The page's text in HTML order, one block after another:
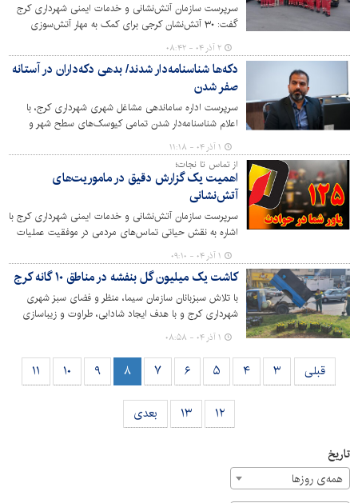
سرپرست سازمان آتش‌نشانی و خدمات ایمنی شهرداری کرج
گفت: ۳۰ آتش‌نشان کرجی برای کمک به مهار آتش‌سوزی
جنگل‌های هیرکانی عازم مازندران شدند.
۲ آذر ۰۴ - ۰۸:۴۲
دکه‌ها شناسنامه‌دار شدند/ بدهی‌ دکه‌داران در آستانه
صفر شدن
سرپرست اداره ساماندهی مشاغل شهری شهرداری کرج، با
اعلام شناسنامه‌دار شدن تمامی کیوسک‌های سطح شهر و
بازنگری دوره‌ای محل استقرار آن‌ها برای جلوگیری از ترافیک،
از وصول ۱۸ میلیارد و ۹۰۰ میلیون تومان از بدهی ۳۱ میلیارد
تومانی دکه‌داران در دو ماه اخیر خبر داد.
۱ آذر ۰۴ - ۱۱:۱۸
از تماس تا نجات؛
اهمیت یک گزارش دقیق در ماموریت‌های
آتش‌نشانی
سرپرست سازمان آتش‌نشانی و خدمات ایمنی شهرداری کرج با
اشاره به نقش حیاتی تماس‌های مردمی در موفقیت عملیات‌
امداد و نجات، بر ضرورت گزارش‌دهی دقیق و استاندارد
حوادث تاکید کرد.
۱ آذر ۰۴ - ۰۹:۱۰
کاشت یک میلیون گل بنفشه در مناطق ۱۰ گانه کرج
با تلاش سبزبانان سازمان سیما، منظر و فضای سبز شهری
شهرداری کرج و با هدف ایجاد شادابی، طراوت و زیباسازی
جلوه شهر، عملیات کاشت گسترده یک میلیون نشای گل
اجرایی شد.
۱ آذر ۰۴ - ۰۸:۵۸
قبلی ۳ ۴ ۵ ۶ ۷ ۸ ۹ ۱۰ ۱۱
۱۲ ۱۳ بعدی
تاریخ
همه‌ی روزها